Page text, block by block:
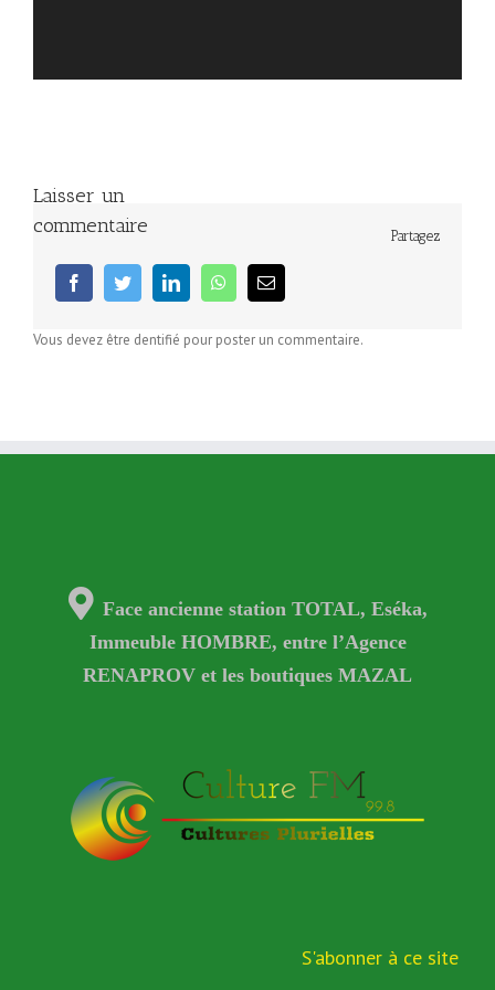
Partagez
facebooktwitter linkedin whatsappEmail
Laisser un
commentaire
Vous devez être dentifié pour poster un commentaire.
Face ancienne station TOTAL, Eséka,
Immeuble HOMBRE, entre l’Agence
RENAPROV et les boutiques MAZAL
S'abonner à ce site